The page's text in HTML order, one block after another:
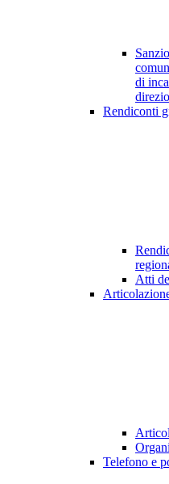
di
Rendiconti
Atti
Telefono e